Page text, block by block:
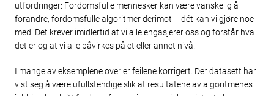
utfordringer: Fordomsfulle mennesker kan være vanskelig å
forandre, fordomsfulle algoritmer derimot – dét kan vi gjøre noe
med! Det krever imidlertid at vi alle engasjerer oss og forstår hva
det er og at vi alle påvirkes på et eller annet nivå.
I mange av eksemplene over er feilene korrigert. Der datasett har
vist seg å være ufullstendige slik at resultatene av algoritmenes